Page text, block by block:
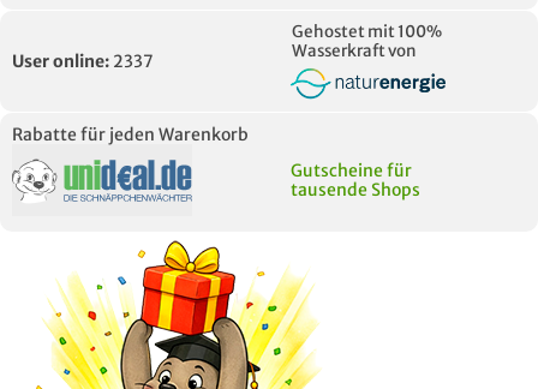
User online: 2337
Gehostet mit 100%
Wasserkraft von
Rabatte für jeden Warenkorb
Gutscheine für
tausende Shops